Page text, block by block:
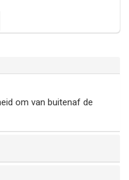
om van buitenaf de